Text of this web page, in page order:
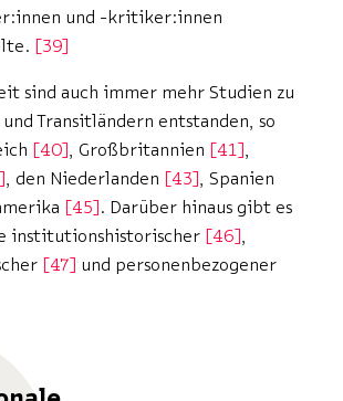
und -kritiker:innen
39
sind auch immer mehr Studien zu
Transitländern entstanden, so
40 , Großbritannien 41 ,
, den Niederlanden 43 , Spanien
45 . Darüber hinaus gibt es
institutionshistorischer
46 ,
47
und personenbezogener